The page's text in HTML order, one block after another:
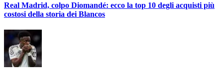
Real Madrid, colpo Diomandé: ecco la top 10 degli acquisti più
costosi della storia dei Blancos